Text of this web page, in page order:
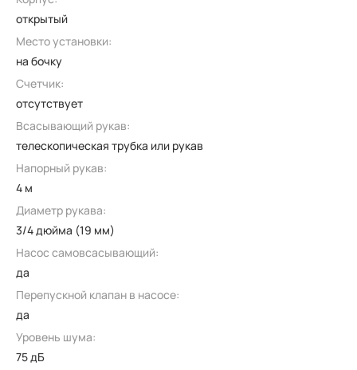
открытый
Место установки:
на бочку
Счетчик:
отсутствует
Всасывающий рукав:
телескопическая трубка или рукав
Напорный рукав:
4 м
Диаметр рукава:
3/4 дюйма (19 мм)
Насос самовсасывающий:
да
Перепускной клапан в насосе:
да
Уровень шума:
75 дБ